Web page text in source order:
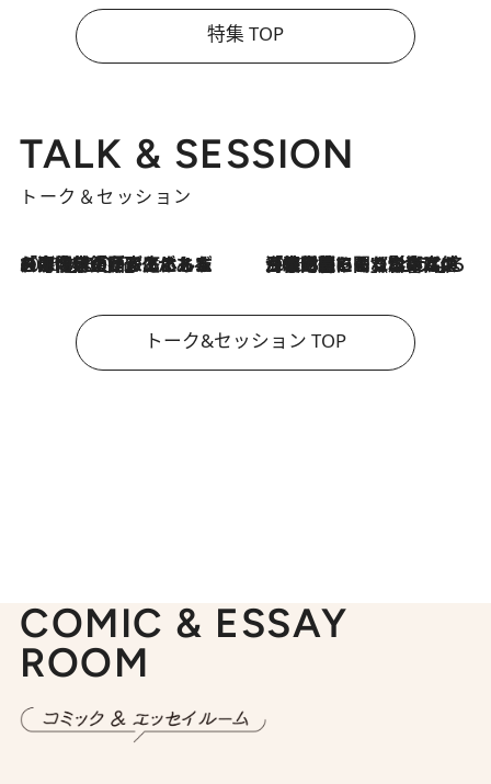
特集 TOP
TALK & SESSION
トーク＆セッション
2026.8.3
「今後値上げがあるとすれば…」「リスクがあるのは今年の冬」エネルギー専門家が語る、ホルムズ海峡封鎖が家庭にもたらす“ある心配” 2026.8.3
「住宅建てられない…」「サーチャージ料の高値が続いている」ホルムズ海峡封鎖による影響はいつまで続く？《エネルギー専門家に聞く“どうなる日本の暮らし”》
トーク&セッション TOP
COMIC & ESSAY
ROOM